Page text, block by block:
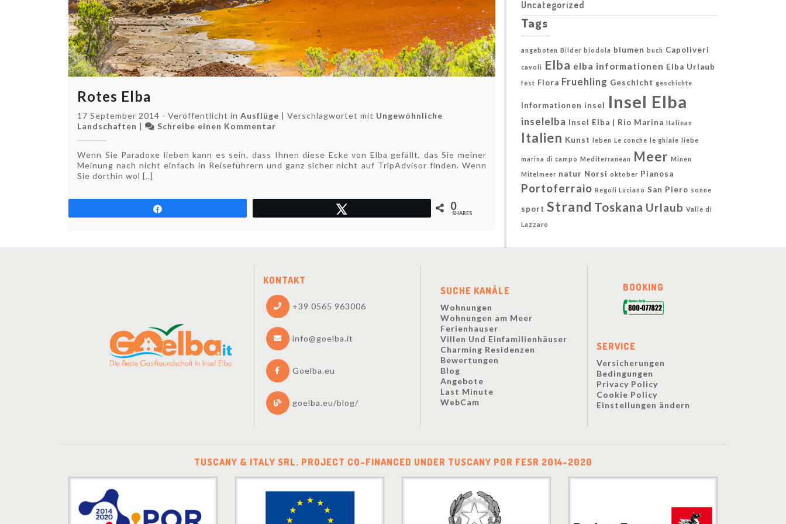
Rotes Elba
17 September 2014 - Veröffentlicht in Ausflüge | Verschlagwortet mit Ungewöhnliche
Landschaften | Schreibe einen Kommentar
Wenn Sie Paradoxe lieben kann es sein, dass Ihnen diese Ecke von Elba gefällt, das Sie meiner
Meinung nach nicht einfach in Reiseführern und ganz sicher nicht auf TripAdvisor finden. Wenn
Sie dorthin wol [..]
0
SHARES
Uncategorized
Tags
angeboten Bilder biodola blumen buch Capoliveri
cavoli Elba elba informationen Elba Urlaub
fest Flora Fruehling Geschicht geschichte
Informationen insel Insel Elba
inselelba Insel Elba | Rio Marina Italiean
Italien Kunst leben Le conche le ghiaie liebe
marina di campo Mediterranean Meer Minen
Mitelmeer natur Norsi oktober Pianosa
Portoferraio Regoli Luciano San Piero sonne
sport Strand Toskana Urlaub Valle di
Lazzaro
KONTAKT
+39 0565 963006
info@goelba.it
Goelba.eu
goelba.eu/blog/
SUCHE KANÄLE
Wohnungen
Wohnungen am Meer
Ferienhauser
Villen Und Einfamilienhäuser
Charming Residenzen
Bewertungen
Blog
Angebote
Last Minute
WebCam
BOOKING
SERVICE
Versicherungen
Bedingungen
Privacy Policy
Cookie Policy
Einstellungen ändern
TUSCANY & ITALY SRL. PROJECT CO-FINANCED UNDER TUSCANY POR FESR 2014-2020